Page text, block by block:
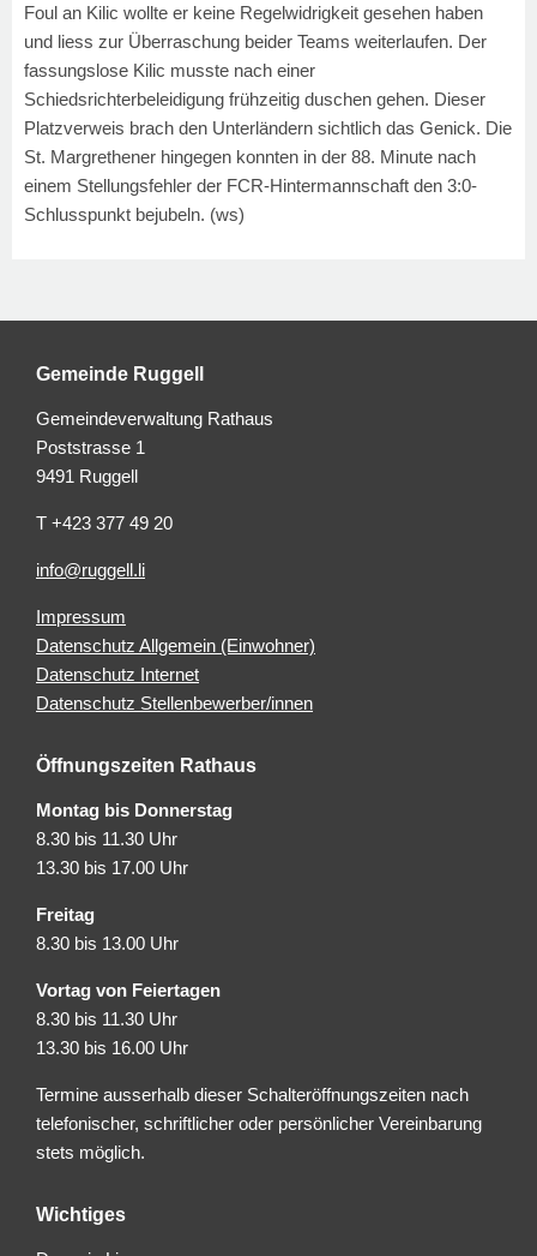
Foul an Kilic wollte er keine Regelwidrigkeit gesehen haben
und liess zur Überraschung beider Teams weiterlaufen. Der
fassungslose Kilic musste nach einer
Schiedsrichterbeleidigung frühzeitig duschen gehen. Dieser
Platzverweis brach den Unterländern sichtlich das Genick. Die
St. Margrethener hingegen konnten in der 88. Minute nach
einem Stellungsfehler der FCR-Hintermannschaft den 3:0-
Schlusspunkt bejubeln. (ws)
Gemeinde Ruggell
Gemeindeverwaltung Rathaus
Poststrasse 1
9491 Ruggell
T +423 377 49 20
info@ruggell.li
Impressum
Datenschutz Allgemein (Einwohner)
Datenschutz Internet
Datenschutz Stellenbewerber/innen
Öffnungszeiten Rathaus
Montag bis Donnerstag
8.30 bis 11.30 Uhr
13.30 bis 17.00 Uhr
Freitag
8.30 bis 13.00 Uhr
Vortag von Feiertagen
8.30 bis 11.30 Uhr
13.30 bis 16.00 Uhr
Termine ausserhalb dieser Schalteröffnungszeiten nach
telefonischer, schriftlicher oder persönlicher Vereinbarung
stets möglich.
Wichtiges